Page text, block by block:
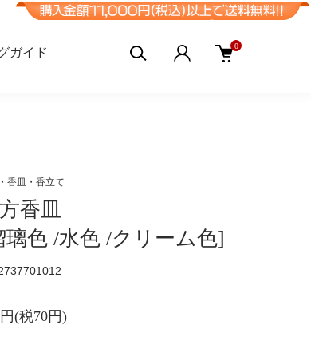
ガイド 0
香皿・香立て
香皿
璃色 /水色 /クリーム色]
(税70円)